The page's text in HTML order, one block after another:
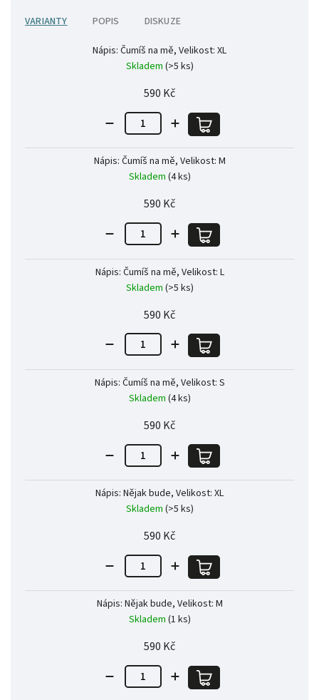
VARIANTY POPIS DISKUZE
Nápis: Čumíš na mě, Velikost: XL
Skladem (>5 ks)
590 Kč
Nápis: Čumíš na mě, Velikost: M
Skladem (4 ks)
590 Kč
Nápis: Čumíš na mě, Velikost: L
Skladem (>5 ks)
590 Kč
Nápis: Čumíš na mě, Velikost: S
Skladem (4 ks)
590 Kč
Nápis: Nějak bude, Velikost: XL
Skladem (>5 ks)
590 Kč
Nápis: Nějak bude, Velikost: M
Skladem (1 ks)
590 Kč